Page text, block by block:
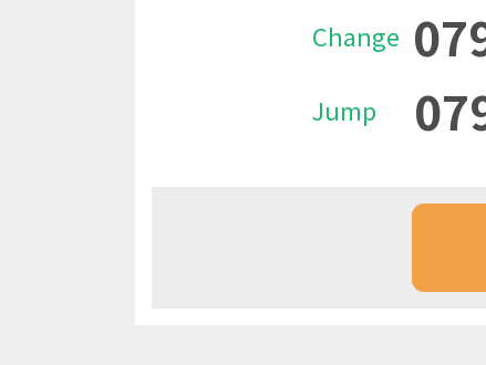
Change
Jump